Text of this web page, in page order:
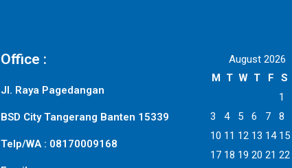
Office :
Jl. Raya Pagedangan
BSD City Tangerang Banten 15339
Telp/WA : 08170009168
August 2026
M T W T F S
1
3
4 5 6 7 8
10 11 12 13 14 15
17 18 19 20 21 22